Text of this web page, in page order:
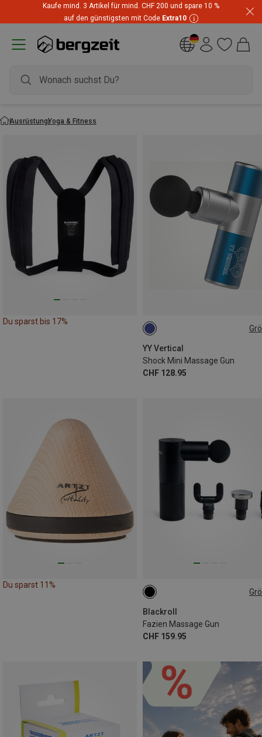
Kaufe mind. 3 Artikel für mind. CHF 200 und spare 10 %
auf den günstigsten mit Code Extra10
AusrüstungYoga & Fitness
Du sparst bis 17%
YY Vertical
Shock Mini Massage Gun
CHF 128.95
ONE SIZE
Du sparst 11%
Blackroll
Fazien Massage Gun
CHF 159.95
ONE SIZE